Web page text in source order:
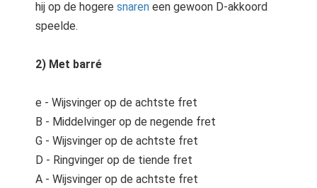
hij op de hogere snaren een gewoon D-akkoord
speelde.
2) Met barré
e - Wijsvinger op de achtste fret
B - Middelvinger op de negende fret
G - Wijsvinger op de achtste fret
D - Ringvinger op de tiende fret
A - Wijsvinger op de achtste fret